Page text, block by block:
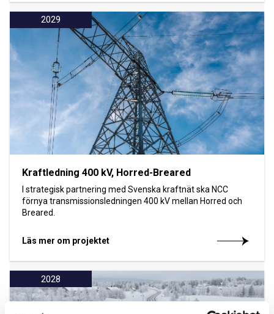
2029
Kraftledning 400 kV, Horred-Breared
I strategisk partnering med Svenska kraftnät ska NCC
förnya transmissionsledningen 400 kV mellan Horred och
Breared.
Läs mer om projektet
2028